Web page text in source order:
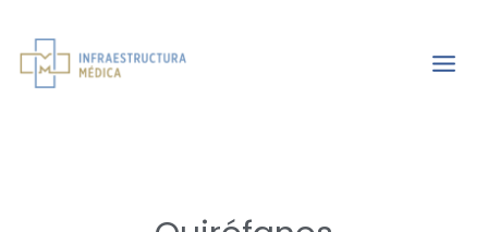
contenido